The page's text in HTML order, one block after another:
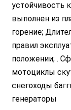
устойчивость
выполнен из
горение;
правил
положении; .
мотоциклы
снегоходы
генераторы